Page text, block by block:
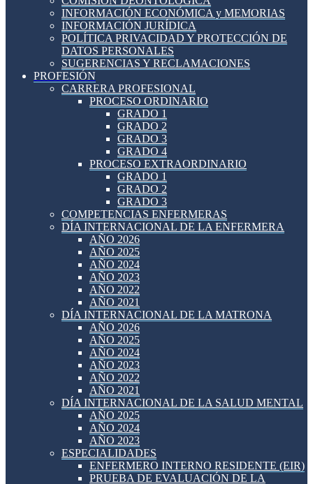
INFORMACIÓN ECONÓMICA y MEMORIAS
INFORMACIÓN JURÍDICA
POLÍTICA PRIVACIDAD Y PROTECCIÓN DE
DATOS PERSONALES
SUGERENCIAS Y RECLAMACIONES
PROFESIÓN
CARRERA PROFESIONAL
PROCESO ORDINARIO
GRADO 1
GRADO 2
GRADO 3
GRADO 4
PROCESO EXTRAORDINARIO
GRADO 1
GRADO 2
GRADO 3
COMPETENCIAS ENFERMERAS
DÍA INTERNACIONAL DE LA ENFERMERA
AÑO 2026
AÑO 2025
AÑO 2024
AÑO 2023
AÑO 2022
AÑO 2021
DÍA INTERNACIONAL DE LA MATRONA
AÑO 2026
AÑO 2025
AÑO 2024
AÑO 2023
AÑO 2022
AÑO 2021
DÍA INTERNACIONAL DE LA SALUD MENTAL
AÑO 2025
AÑO 2024
AÑO 2023
ESPECIALIDADES
ENFERMERO INTERNO RESIDENTE (EIR)
PRUEBA DE EVALUACIÓN DE LA